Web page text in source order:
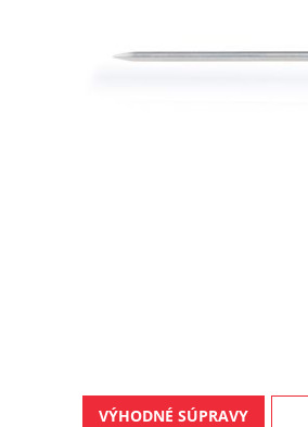
VÝHODNÉ SÚPRAVY